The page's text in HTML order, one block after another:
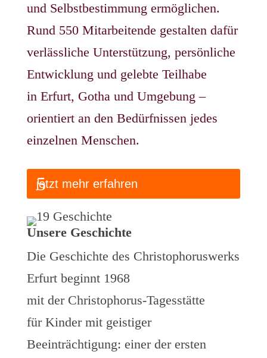
und Selbstbestimmung ermöglichen.
Rund 550 Mitarbeitende gestalten dafür
verlässliche Unterstützung, persönliche
Entwicklung und gelebte Teilhabe
in Erfurt, Gotha und Umgebung –
orientiert an den Bedürfnissen jedes
einzelnen Menschen.
jetzt mehr erfahren
Unsere Geschichte
Die Geschichte des Christophoruswerks
Erfurt beginnt 1968
mit der Christophorus-Tagesstätte
für Kinder mit geistiger
Beeinträchtigung: einer der ersten